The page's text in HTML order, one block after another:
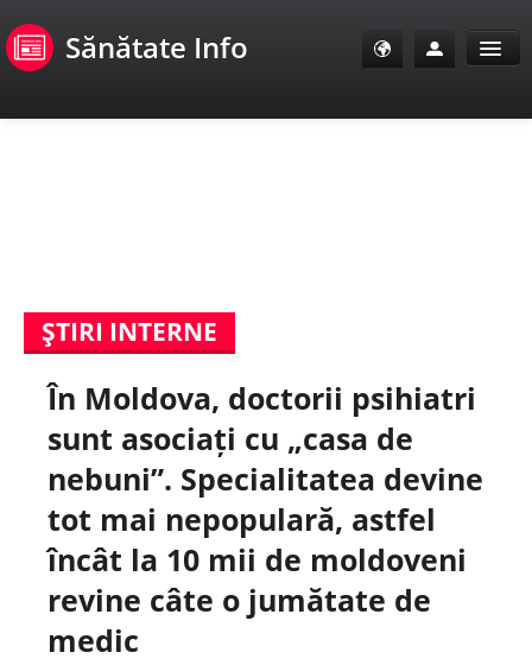
Sănătate Info
E-Sănătate Pacienți
E-Sănătate Medici
E-Sănătate Instituții
Tuberculoza Info
Spitale.MD
Centrul PAS
ŞTIRI INTERNE
În Moldova, doctorii psihiatri
sunt asociați cu „casa de
nebuni”. Specialitatea devine
tot mai nepopulară, astfel
încât la 10 mii de moldoveni
revine câte o jumătate de
medic